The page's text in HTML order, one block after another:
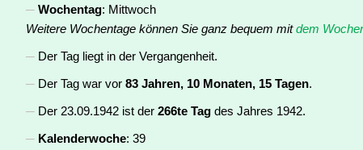
Wochentag: Mittwoch
Weitere Wochentage können Sie ganz bequem mitdem
Der Tag liegt in der Vergangenheit.
Der Tag war vor 83 Jahren, 10 Monaten, 15 Tagen.
Der 23.09.1942 ist der 266te Tag des Jahres 1942.
Kalenderwoche: 39